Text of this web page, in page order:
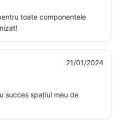
toate componentele
21/01/2024
succes spațiul meu de